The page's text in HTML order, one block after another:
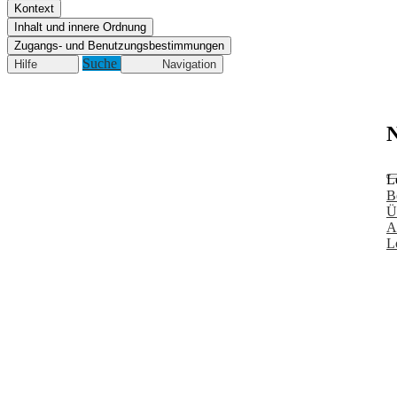
Kontext
Inhalt und innere Ordnung
Zugangs- und Benutzungsbestimmungen
Hilfe
Suche Navigation